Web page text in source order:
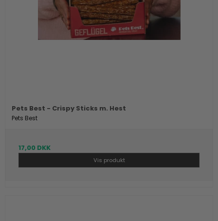
Pets Best - Crispy Sticks m. Hest
Pets Best
17,00 DKK
Vis produkt